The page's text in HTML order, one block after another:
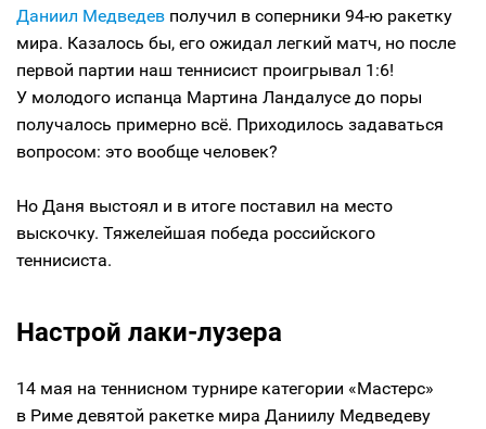
Даниил Медведев получил в соперники 94-ю ракетку
мира. Казалось бы, его ожидал легкий матч, но после
первой партии наш теннисист проигрывал 1:6!
У молодого испанца Мартина Ландалусе до поры
получалось примерно всё. Приходилось задаваться
вопросом: это вообще человек?
Но Даня выстоял и в итоге поставил на место
выскочку. Тяжелейшая победа российского
теннисиста.
Настрой лаки-лузера
14 мая на теннисном турнире категории «Мастерс»
в Риме девятой ракетке мира Даниилу Медведеву